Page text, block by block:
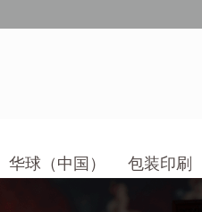
华球（中国） 包装印刷